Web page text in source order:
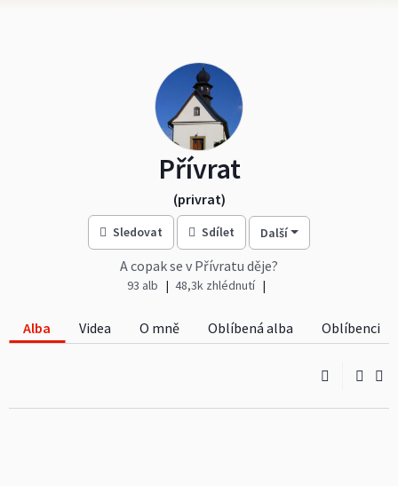
Přívrat
(privrat)
Sledovat Sdílet Další
A copak se v Přívratu děje?
93 alb 48,3k zhlédnutí
Alba Videa O mně Oblíbená alba Oblíbenci